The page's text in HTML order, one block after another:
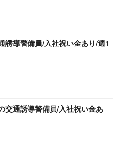
誘導警備員/入社祝い金あり/週1
交通誘導警備員/入社祝い金あ